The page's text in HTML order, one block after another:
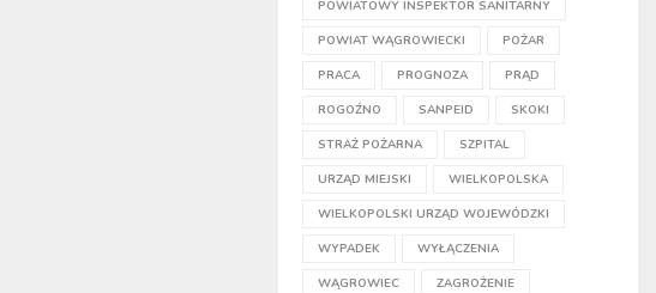
POWIATOWY INSPEKTOR SANITARNY
POWIAT WĄGROWIECKI POŻAR
PRACA PROGNOZA PRĄD
ROGOŹNO SANPEID SKOKI
STRAŻ POŻARNA SZPITAL
URZĄD MIEJSKI WIELKOPOLSKA
WIELKOPOLSKI URZĄD WOJEWÓDZKI
WYPADEK WYŁĄCZENIA
WĄGROWIEC ZAGROŻENIE